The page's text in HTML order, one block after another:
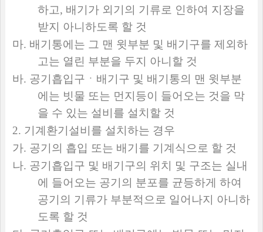
하고, 배기가 외기의 기류로 인하여 지장을
받지 아니하도록 할 것
마. 배기통에는 그 맨 윗부분 및 배기구를 제외하
고는 열린 부분을 두지 아니할 것
바. 공기흡입구ㆍ배기구 및 배기통의 맨 윗부분
에는 빗물 또는 먼지등이 들어오는 것을 막
을 수 있는 설비를 설치할 것
2. 기계환기설비를 설치하는 경우
가. 공기의 흡입 또는 배기를 기계식으로 할 것
나. 공기흡입구 및 배기구의 위치 및 구조는 실내
에 들어오는 공기의 분포를 균등하게 하여
공기의 기류가 부분적으로 일어나지 아니하
도록 할 것